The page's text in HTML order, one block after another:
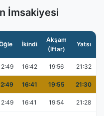
İmsakiyesi
İkindi
Akşam
(İftar)
Yatsı
16:42 19:56 21:32
16:41 19:55 21:30
16:41 19:54 21:28